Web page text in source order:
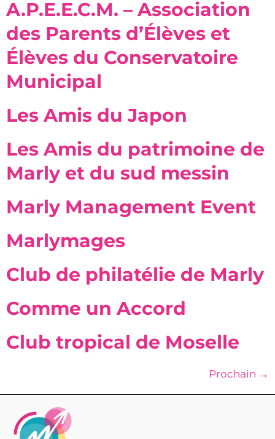
A.P.E.E.C.M. – Association
des Parents d’Élèves et
Élèves du Conservatoire
Municipal
Les Amis du Japon
Les Amis du patrimoine de
Marly et du sud messin
Marly Management Event
Marlymages
Club de philatélie de Marly
Comme un Accord
Club tropical de Moselle
Prochain →